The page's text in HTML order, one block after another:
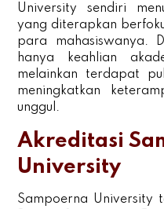
University sendiri
yang diterapkan
para mahasiswanya.
hanya keahlian
melainkan terdapat
meningkatkan
unggul.
Akreditasi
University
Sampoerna University